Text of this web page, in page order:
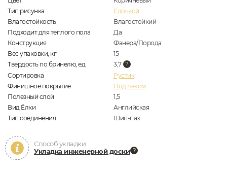
Тип рисунка
Елочкой
Влагостойкость
Влагостойкий
Подходит для теплого пола
Да
Конструкция
Фанера/Порода
Вес упаковки, кг
15
Твердость по бринелю, ед
3,7
Сортировка
Рустик
Финишное покрытие
Под лаком
Полезный слой
1,5
Вид Ёлки
Английская
Тип соединения
Шип-паз
Способ укладки
Укладка инженерной доски